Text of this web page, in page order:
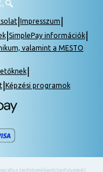
Impresszum
| SimplePay információk|
valamint a MESTO
|
| Képzési programok
tanfolyam| Ápoló tanfolyamok